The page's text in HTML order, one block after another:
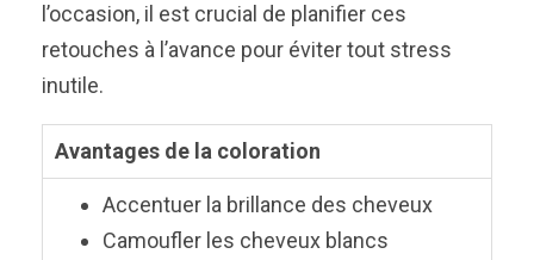
l’occasion, il est crucial de planifier ces
retouches à l’avance pour éviter tout stress
inutile.
Avantages de la coloration
Accentuer la brillance des cheveux
Camoufler les cheveux blancs